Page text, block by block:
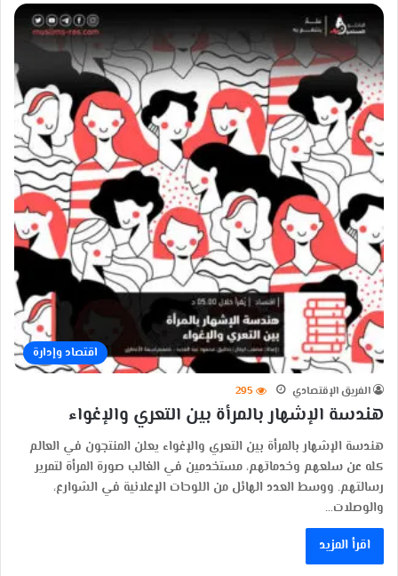
اقتصاد وإدارة
الفريق الإقتصادي 295
هندسة الإشهار بالمرأة بين التعري والإغواء
هندسة الإشهار بالمرأة بين التعري والإغواء يعلن المنتجون في العالم
كله عن سلعهم وخدماتهم، مستخدمين في الغالب صورة المرأة لتمرير
رسالتهم. ووسط العدد الهائل من اللوحات الإعلانية في الشوارع،
والوصلات…
اقرأ المزيد